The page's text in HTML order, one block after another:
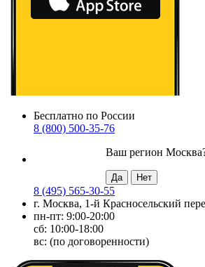
Бесплатно по России
8 (800) 500-35-76
Ваш регион Москва
8 (495) 565-30-55
г. Москва, 1-й Красносельский
пн-пт: 9:00-20:00
сб: 10:00-18:00
вс: (по договоренности)